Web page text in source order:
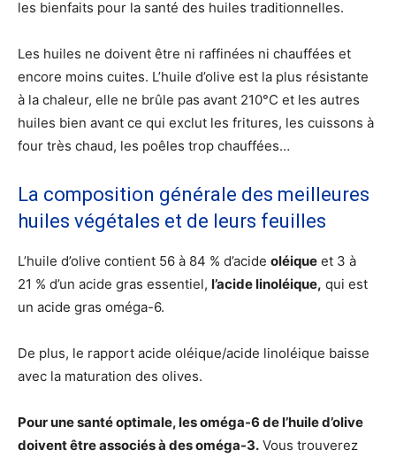
les bienfaits pour la santé des huiles traditionnelles.
Les huiles ne doivent être ni raffinées ni chauffées et
encore moins cuites. L’huile d’olive est la plus résistante
à la chaleur, elle ne brûle pas avant 210°C et les autres
huiles bien avant ce qui exclut les fritures, les cuissons à
four très chaud, les poêles trop chauffées…
La composition générale des meilleures
huiles végétales et de leurs feuilles
L’huile d’olive contient 56 à 84 % d’acide oléique et 3 à
21 % d’un acide gras essentiel, l’acide linoléique, qui est
un acide gras oméga-6.
De plus, le rapport acide oléique/acide linoléique baisse
avec la maturation des olives.
Pour une santé optimale, les oméga-6 de l’huile d’olive
doivent être associés à des oméga-3. Vous trouverez